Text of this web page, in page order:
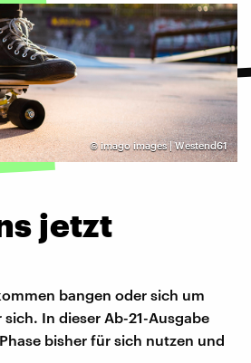
©imago images | Westend61
jetzt
bangen oder sich um
In dieser Ab-21-Ausgabe
bisher für sich nutzen und